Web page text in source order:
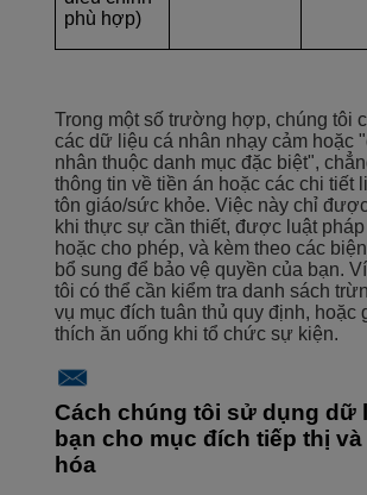
phù hợp)
Trong một số trường hợp, chúng tôi
các dữ liệu cá nhân nhạy cảm hoặc
nhân thuộc danh mục đặc biệt",
thông tin về tiền án hoặc các chi tiết
tôn giáo/sức khỏe. Việc này chỉ
khi thực sự cần thiết, được luật
hoặc cho phép, và kèm theo các
bổ sung để bảo vệ quyền của bạn.
tôi có thể cần kiểm tra danh sách
vụ mục đích tuân thủ quy định, hoặc
thích ăn uống khi tổ chức sự kiện.
Cách chúng tôi sử dụng dữ
bạn cho mục đích tiếp thị
hóa